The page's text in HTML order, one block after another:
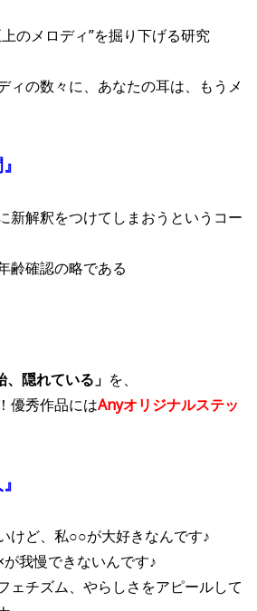
のメロディ”を掘り下げる研究
ィの数々に、あなたの耳は、もうメ
新解釈をつけてしまおうというコー
齢確認の略である
隠れている」 を、
優秀作品にはAnyオリジナルステッ
けど、私○○が大好きなんです♪
我慢できないんです♪
ェチズム、やらしさをアピールして